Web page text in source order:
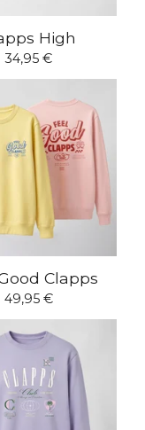
High
34,95 €
Clapps
49,95 €